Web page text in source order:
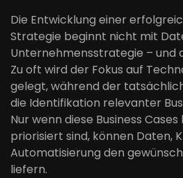
Die Entwicklung einer
Strategie beginnt nicht mit
Unternehmensstrategie – und
Zu oft wird der Fokus auf
gelegt, während der
die Identifikation relevanter
Nur wenn diese Business
priorisiert sind, können Daten,
Automatisierung den
liefern.